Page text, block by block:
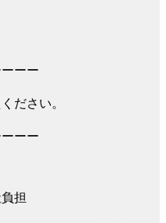
ーー
ださい。
ーー
担